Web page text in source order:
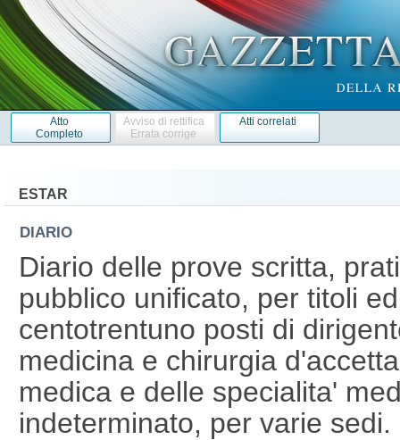
Atto
Completo
Avviso di rettifica
Errata corrige
Atti correlati
ESTAR
DIARIO
Diario delle prove scritta,
pubblico unificato, per titoli
centotrentuno posti di
medicina e chirurgia
medica e delle specialita'
indeterminato, per varie sedi.